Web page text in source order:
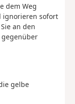
dem Weg
ignorieren sofort
an den
gegenüber
gelbe